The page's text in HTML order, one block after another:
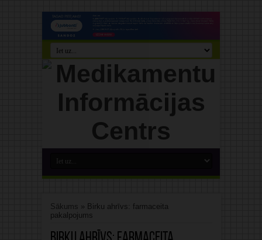
Sākums » Birku ahrīvs: farmaceita
pakalpojums